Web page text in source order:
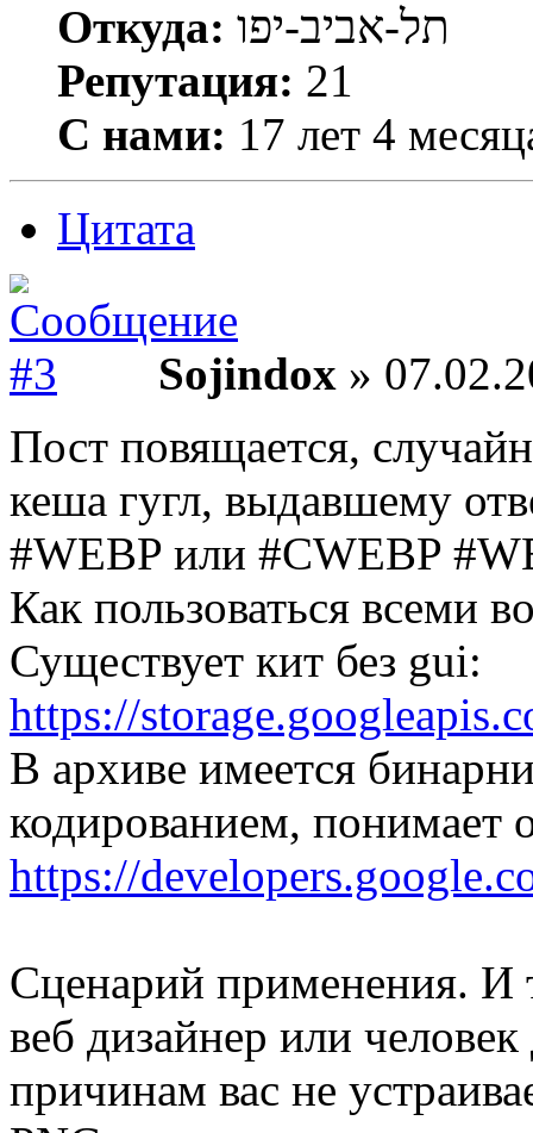
Откуда: תל-אביב-יפו
Репутация: 21
С нами: 17 лет 4
Цитата
Sojindox »
Пост повящается,
кеша гугл, выдавшему
#WEBP или #CWEBP
Как пользоваться всеми
Существует кит без gui:
https://
В архиве имеется
кодированием, понимает
https://
Сценарий применения. И
веб дизайнер или
причинам вас не